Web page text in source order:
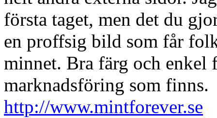
första taget, men det du
en proffsig bild som får
minnet. Bra färg och enkel
marknadsföring som finns.
http://www.mintforever.se